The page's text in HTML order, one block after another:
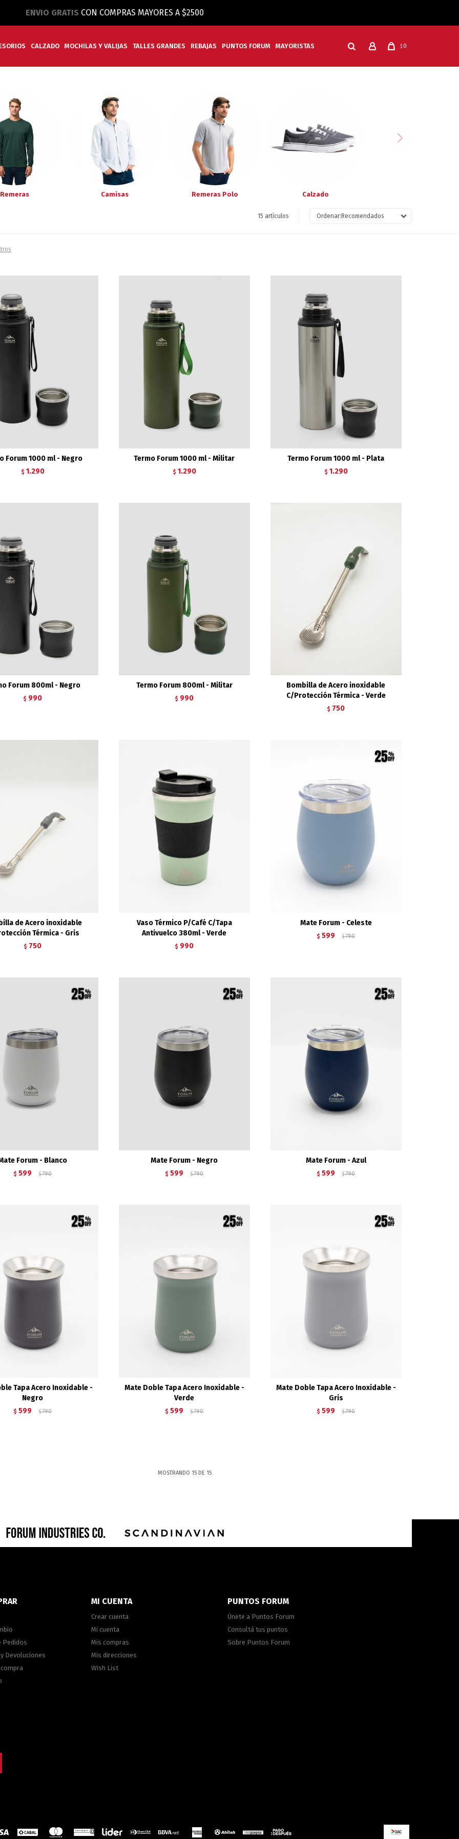
ENVIO GRATIS CON COMPRAS MAYORES A $2500
CALZADO MOCHILAS Y VALIJAS TALLES GRANDES REBAJAS PUNTOS FORUM MAYORISTAS $ 0
Remeras Camisas Remeras Polo Calzado
15 artículos Recomendados
Forum 1000 ml - Negro
$ 1.290
Termo Forum 1000 ml - Militar
$ 1.290
Termo Forum 1000 ml - Plata
$ 1.290
Forum 800ml - Negro
$ 990
Termo Forum 800ml - Militar
$ 990
Bombilla de Acero inoxidable
C/Protección Térmica - Verde
$ 750
de Acero inoxidable
Térmica - Gris
$ 750
Vaso Térmico P/Café C/Tapa
Antivuelco 380ml - Verde
$ 990
Mate Forum - Celeste
$ 599 $ 790
Forum - Blanco
$ 599 $ 790
Mate Forum - Negro
$ 599 $ 790
Mate Forum - Azul
$ 599 $ 790
Tapa Acero Inoxidable -
Negro
$ 599 $ 790
Mate Doble Tapa Acero Inoxidable -
Verde
$ 599 $ 790
Mate Doble Tapa Acero Inoxidable -
Gris
$ 599 $ 790
MOSTRANDO 15DE 15
Pedidos
Devoluciones
MI CUENTA
Crear cuenta
Mi cuenta
Mis compras
Mis direcciones
Wish List
PUNTOS FORUM
Únete a Puntos Forum
Consultá tus puntos
Sobre Puntos Forum